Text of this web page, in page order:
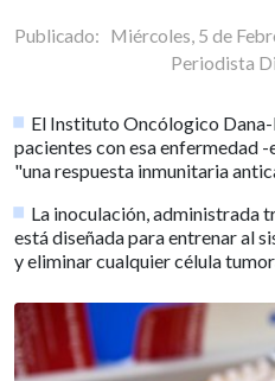
Publicado: Miércoles, 5 de
Periodista
El Instituto Oncólogico
pacientes con esa enfermedad
"una respuesta inmunitaria
La inoculación, administrada
está diseñada para entrenar al
y eliminar cualquier célula